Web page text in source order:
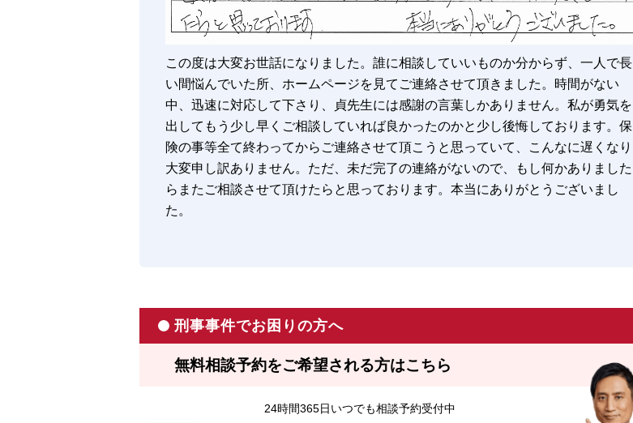
この度は大変お世話になりました。誰に相談していいものか分からず、一人で長
い間悩んでいた所、ホームページを見てご連絡させて頂きました。時間がない
中、迅速に対応して下さり、貞先生には感謝の言葉しかありません。私が勇気を
出してもう少し早くご相談していれば良かったのかと少し後悔しております。保
険の事等全て終わってからご連絡させて頂こうと思っていて、こんなに遅くなり
大変申し訳ありません。ただ、未だ完了の連絡がないので、もし何かありました
らまたご相談させて頂けたらと思っております。本当にありがとうございまし
た。
刑事事件でお困りの方へ
無料相談予約をご希望される方はこちら
24時間365日いつでも相談予約受付中